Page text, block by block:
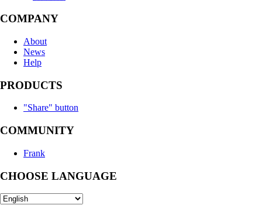
COMPANY
About
News
Help
PRODUCTS
"Share" button
COMMUNITY
Frank
CHOOSE LANGUAGE